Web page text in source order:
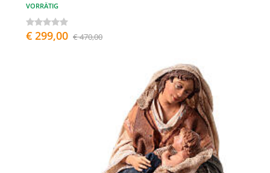
VORRÄTIG
€ 299,00 € 470,00